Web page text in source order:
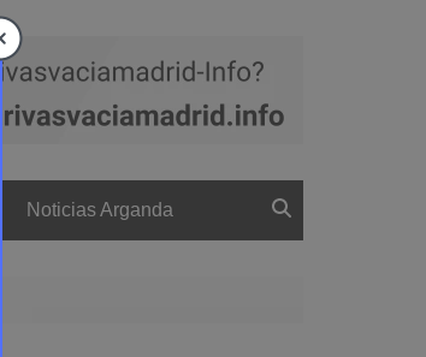
Noticias Arganda